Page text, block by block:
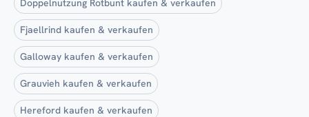
Doppelnutzung Rotbunt kaufen & verkaufen
Fjaellrind kaufen & verkaufen
Galloway kaufen & verkaufen
Grauvieh kaufen & verkaufen
Hereford kaufen & verkaufen